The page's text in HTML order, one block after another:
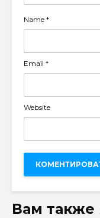
Name *
Email *
Website
Вам также